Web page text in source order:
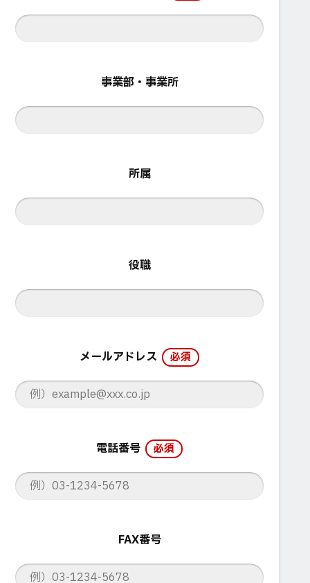
事業部・事業所
所属
役職
メールアドレス 必須
電話番号 必須
FAX番号